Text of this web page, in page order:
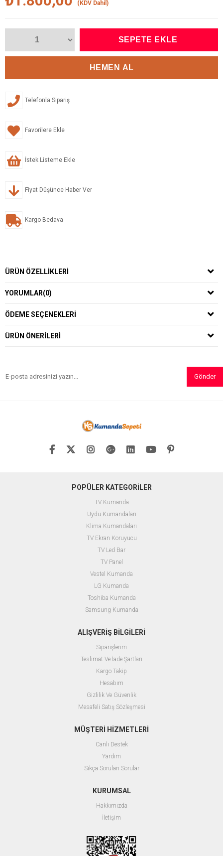
(KDV Dahil)
Telefonla Sipariş
Favorilere Ekle
İstek Listeme Ekle
Fiyat Düşünce Haber Ver
Kargo Bedava
ÜRÜN ÖZELLIKLERI
YORUMLAR(0)
ÖDEME SEÇENEKLERI
ÜRÜN ÖNERILERI
Gönder
POPÜLER KATEGORİLER
TV Kumanda
Uydu Kumandaları
Klima Kumandaları
TV Ekran Koruyucu
TV Led Bar
TV Panel
Vestel Kumanda
LG Kumanda
Toshiba Kumanda
Samsung Kumanda
ALIŞVERİŞ BİLGİLERİ
Siparişlerim
Teslimat Ve İade Şartları
Kargo Takip
Hesabım
Gizlilik Ve Güvenlik
Mesafeli Satış Sözleşmesi
MÜŞTERİ HİZMETLERİ
Canlı Destek
Yardım
Sıkça Sorulan Sorular
KURUMSAL
Hakkımızda
İletişim